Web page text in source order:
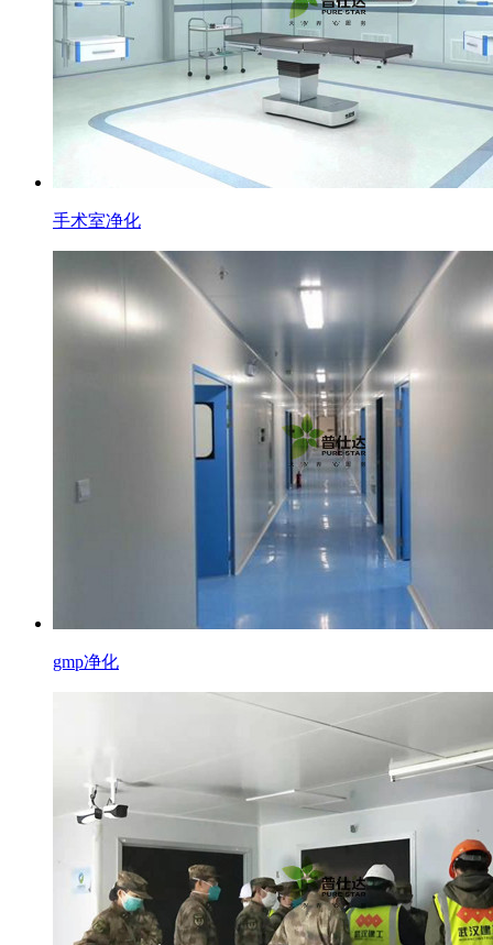
手术室净化
gmp净化